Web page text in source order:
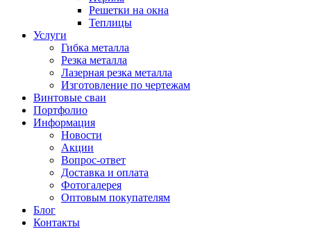
Решетки на окна
Теплицы
Услуги
Гибка металла
Резка металла
Лазерная резка металла
Изготовление по чертежам
Винтовые сваи
Портфолио
Информация
Новости
Акции
Вопрос-ответ
Доставка и оплата
Фотогалерея
Оптовым покупателям
Блог
Контакты